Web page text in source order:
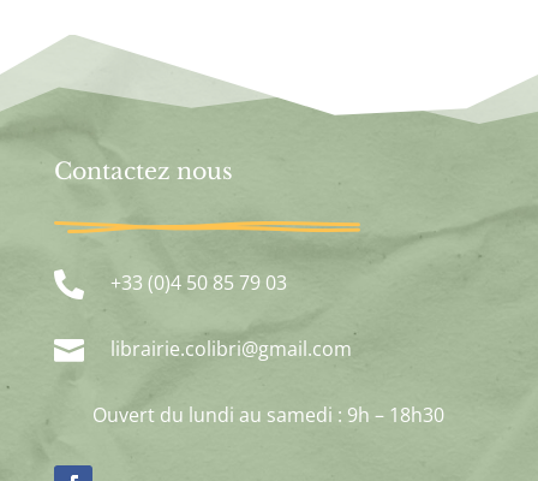
Contactez nous
 +33 (0)4 50 85 79 03
 librairie.colibri@gmail.com
Ouvert du lundi au samedi : 9h – 18h30